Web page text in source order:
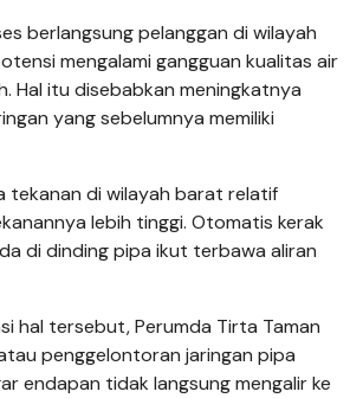
berlangsung pelanggan di wilayah
mengalami gangguan kualitas air
Hal itu disebabkan meningkatnya
yang sebelumnya memiliki
tekanan di wilayah barat relatif
lebih tinggi. Otomatis kerak
di dinding pipa ikut terbawa aliran
hal tersebut, Perumda Tirta Taman
penggelontoran jaringan pipa
endapan tidak langsung mengalir ke